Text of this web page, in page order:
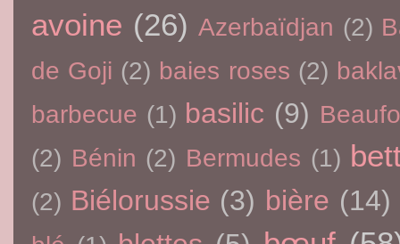
avoine (26) Azerbaïdjan (2)
de Goji (2) baies roses (2)
barbecue (1) basilic (9)
(2) Bénin (2) Bermudes (1)
(2) Biélorussie (3) bière (14)